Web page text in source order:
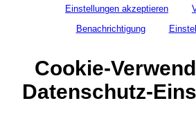
Einstellungen akzeptieren
Benachrichtigung
Cookie-
Datenschutz-